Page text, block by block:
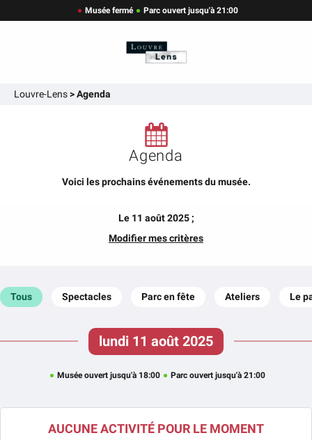
Musée fermé Parc ouvert jusqu'à 21:00
Louvre-Lens>Agenda
Agenda
Voici les prochains événements du musée.
Le 11 août 2025 ;
Modifier mes critères
Tous Spectacles Parc en fête Ateliers Le
lundi 11 août 2025
Musée ouvert jusqu'à 18:00 Parc ouvert jusqu'à 21:00
AUCUNE ACTIVITÉ POUR LE MOMENT